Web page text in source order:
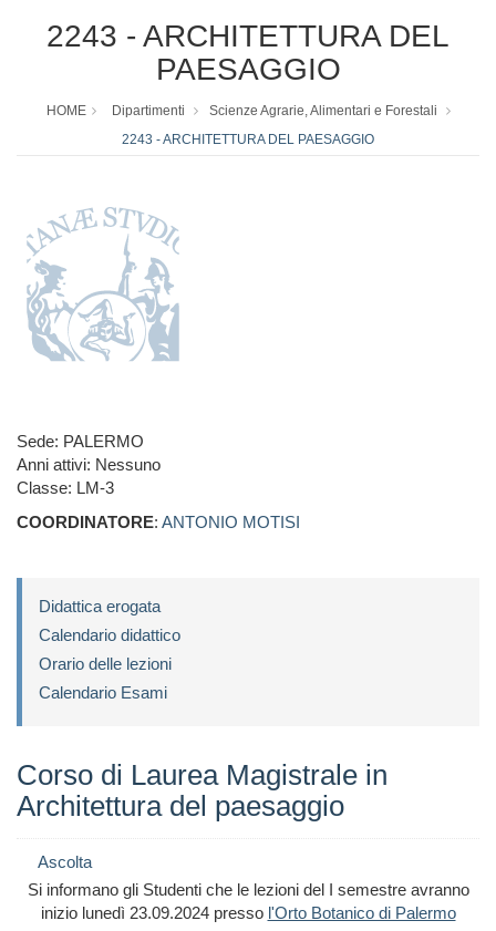
2243 - ARCHITETTURA DEL
PAESAGGIO
HOME Dipartimenti
Scienze Agrarie, Alimentari e Forestali
2243 - ARCHITETTURA DEL PAESAGGIO
Sede: PALERMO
Anni attivi: Nessuno
Classe: LM-3
COORDINATORE: ANTONIO MOTISI
Didattica erogata
Calendario didattico
Orario delle lezioni
Calendario Esami
Corso di Laurea Magistrale in
Architettura del paesaggio
Ascolta
Si informano gli Studenti che le lezioni del I semestre avranno
inizio lunedì 23.09.2024 presso l'Orto Botanico di Palermo